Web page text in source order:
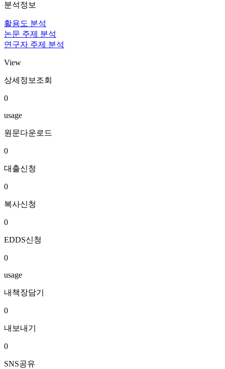
분석정보
활용도 분석
논문 주제 분석
연구자 주제 분석
View
상세정보조회
0
usage
원문다운로드
0
대출신청
0
복사신청
0
EDDS신청
0
usage
내책장담기
0
내보내기
0
SNS공유